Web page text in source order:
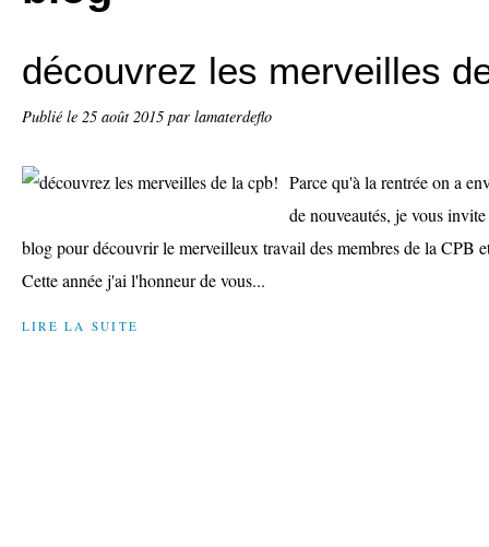
découvrez les merveilles
Publié le 25 août 2015 par lamaterdeflo
Parce qu'à la rentrée on a
de nouveautés, je vous
blog pour découvrir le merveilleux travail des membres de la CPB
Cette année j'ai l'honneur de vous...
LIRE LA SUITE